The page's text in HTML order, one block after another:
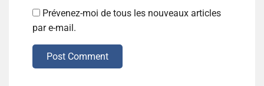
Prévenez-moi de tous les nouveaux articles
par e-mail.
Post Comment